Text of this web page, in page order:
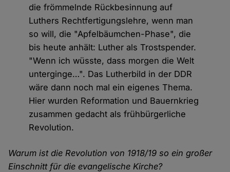
die frömmelnde Rückbesinnung auf
Luthers Rechtfertigungslehre, wenn man
so will, die "Apfelbäumchen-Phase", die
bis heute anhält: Luther als Trostspender.
"Wenn ich wüsste, dass morgen die Welt
unterginge…". Das Lutherbild in der DDR
wäre dann noch mal ein eigenes Thema.
Hier wurden Reformation und Bauernkrieg
zusammen gedacht als frühbürgerliche
Revolution.
Warum ist die Revolution von 1918/19 so ein großer
Einschnitt für die evangelische Kirche?